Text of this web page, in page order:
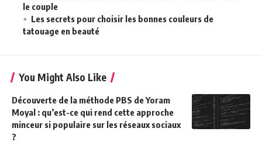
le couple
Les secrets pour choisir les bonnes couleurs de
tatouage en beauté
You Might Also Like
Découverte de la méthode PBS de Yoram
Moyal : qu’est-ce qui rend cette approche
minceur si populaire sur les réseaux sociaux
?